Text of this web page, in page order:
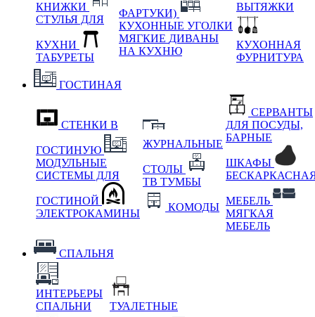
КНИЖКИ
СТУЛЬЯ ДЛЯ
КУХНИ
ТАБУРЕТЫ
ФАРТУКИ)
КУХОННЫЕ УГОЛКИ
МЯГКИЕ ДИВАНЫ
НА КУХНЮ
ВЫТЯЖКИ
КУХОННАЯ
ФУРНИТУРА
ГОСТИНАЯ
СТЕНКИ В
ГОСТИНУЮ
МОДУЛЬНЫЕ
СИСТЕМЫ ДЛЯ
ГОСТИНОЙ
ЭЛЕКТРОКАМИНЫ
ЖУРНАЛЬНЫЕ
СТОЛЫ
ТВ ТУМБЫ
КОМОДЫ
СЕРВАНТЫ
ДЛЯ ПОСУДЫ,
БАРНЫЕ
ШКАФЫ
МЕБЕЛЬ
МЯГКАЯ
МЕБЕЛЬ
СПАЛЬНЯ
ИНТЕРЬЕРЫ
СПАЛЬНИ
ТУАЛЕТНЫЕ